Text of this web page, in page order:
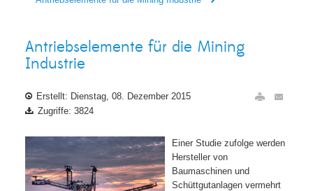
Antriebselemente für die Mining
Industrie
Erstellt: Dienstag, 08. Dezember 2015
Zugriffe: 3824
Einer Studie zufolge werden
Hersteller von
Baumaschinen und
Schüttgutanlagen vermehrt